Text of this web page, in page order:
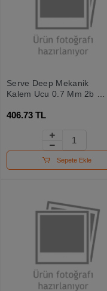
Serve Deep Mekanik
Kalem Ucu 0.7 Mm 2b 48
406.73 TL
Sepete Ekle